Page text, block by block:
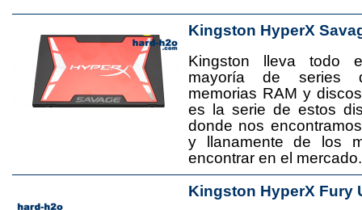
Kingston HyperX
Kingston lleva todo
mayoría de series
memorias RAM y
es la serie de estos
donde nos
y llanamente de los
encontrar en el mercado.
Kingston HyperX Fury